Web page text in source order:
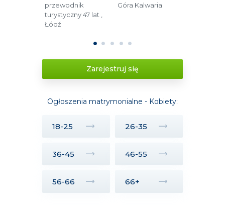
przewodnik
turystyczny 47 lat ,
Łódź
Góra Kalwaria
1 2 3 4 5
Zarejestruj się
Ogłoszenia matrymonialne - Kobiety:
18-25 26-35
36-45 46-55
56-66 66+